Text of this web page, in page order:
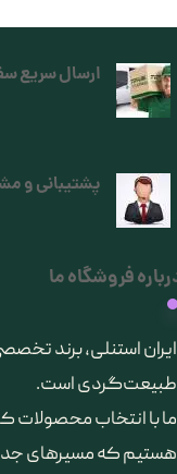
ارسال سریع
فروشگاه ما
​ایران استنلی، برند
طبیعت‌گردی است.
ما با انتخاب محصولات
هستیم که مسیرهای
پشتیبانی و